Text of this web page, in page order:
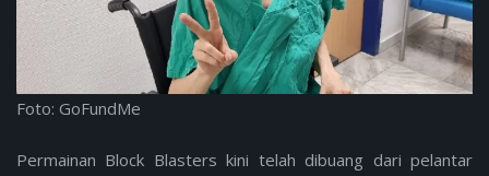
Foto: GoFundMe
Permainan Block Blasters kini telah dibuang dari pelantar